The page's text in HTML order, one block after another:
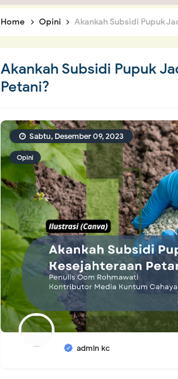
Home Opini Akankah Subsidi Pupuk
Akankah Subsidi Pupuk
Petani?
Opini
admin kc
Sabtu, Desember 09, 2023